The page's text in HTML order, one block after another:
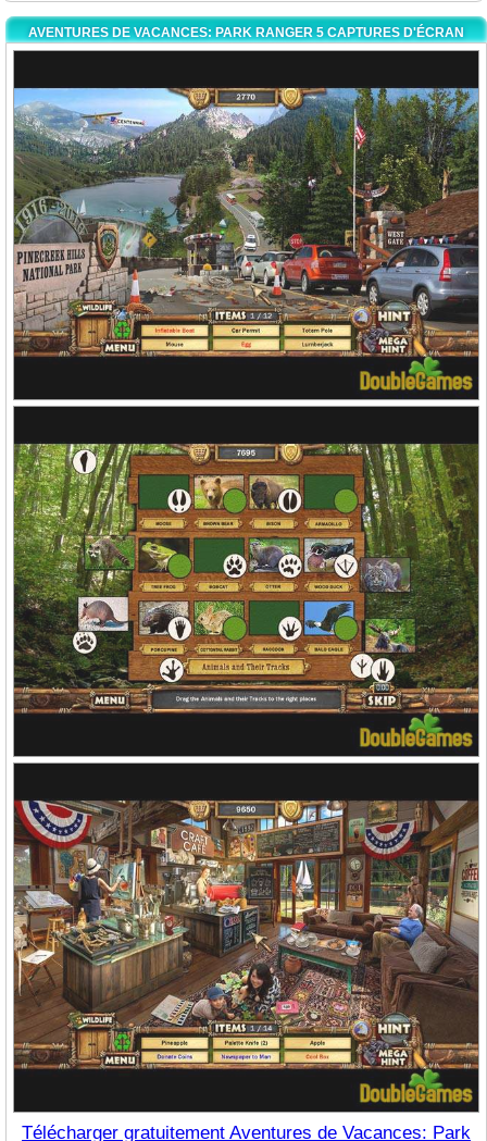
AVENTURES DE VACANCES: PARK RANGER 5 CAPTURES D'ÉCRAN
Télécharger gratuitement Aventures de Vacances: Park